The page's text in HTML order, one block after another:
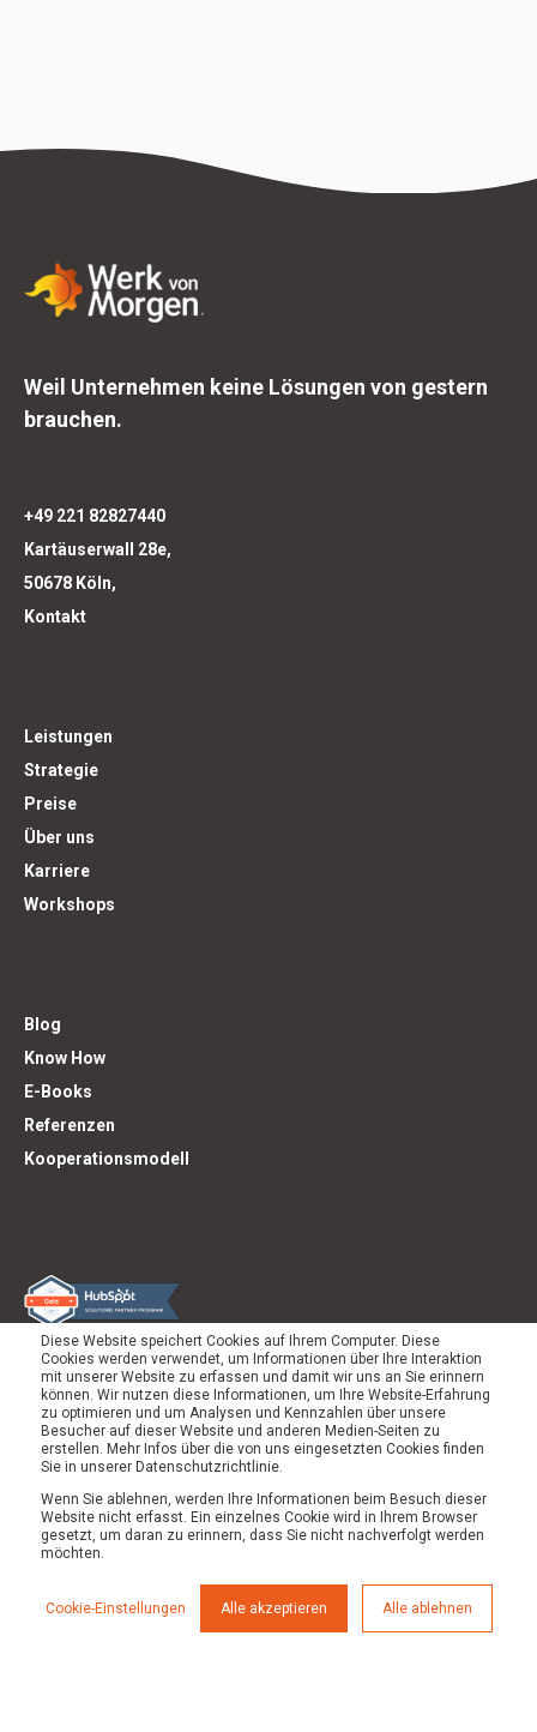
Diese Website speichert Cookies auf Ihrem Computer. Diese
Cookies werden verwendet, um Informationen über Ihre Interaktion
mit unserer Website zu erfassen und damit wir uns an Sie erinnern
können. Wir nutzen diese Informationen, um Ihre Website-Erfahrung
zu optimieren und um Analysen und Kennzahlen über unsere
Besucher auf dieser Website und anderen Medien-Seiten zu
erstellen. Mehr Infos über die von uns eingesetzten Cookies finden
Sie in unserer Datenschutzrichtlinie.
Wenn Sie ablehnen, werden Ihre Informationen beim Besuch dieser
Website nicht erfasst. Ein einzelnes Cookie wird in Ihrem Browser
gesetzt, um daran zu erinnern, dass Sie nicht nachverfolgt werden
möchten.
Cookie-Einstellungen Alle akzeptieren Alle ablehnen
Weil Unternehmen keine Lösungen von gestern
brauchen.
+49 221 82827440
Kartäuserwall 28e,
50678 Köln,
Kontakt
Leistungen
Strategie
Preise
Über uns
Karriere
Workshops
Blog
Know How
E-Books
Referenzen
Kooperationsmodell
© 2026 Werk von Morgen | Impressum|Datenschutz